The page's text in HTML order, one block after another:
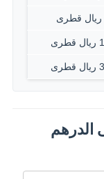
الدرهم